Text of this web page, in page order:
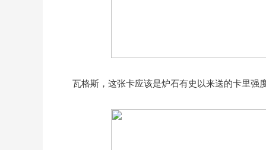
瓦格斯，这张卡应该是炉石有史以来送的卡里强